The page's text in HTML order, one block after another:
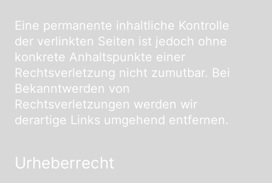
Eine permanente inhaltliche Kontrolle
der verlinkten Seiten ist jedoch ohne
konkrete Anhaltspunkte einer
Rechtsverletzung nicht zumutbar. Bei
Bekanntwerden von
Rechtsverletzungen werden wir
derartige Links umgehend entfernen.
Urheberrecht